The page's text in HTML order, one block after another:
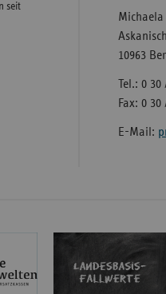
Michaela
10963
Tel.: 0 30
Fax: 0 30
E-Mail:
seit